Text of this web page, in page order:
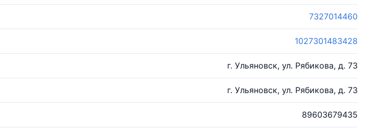
7327014460
1027301483428
г. Ульяновск, ул. Рябикова, д. 73
г. Ульяновск, ул. Рябикова, д. 73
89603679435